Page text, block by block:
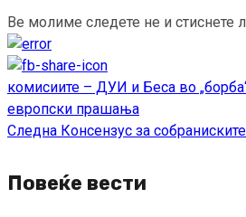
Ве молиме следете не и стиснете
Continue
Reading
комисиите – ДУИ и Беса во
европски прашања
Следна Консензус за
Повеќе вести